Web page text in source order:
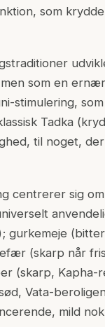
som
som en
stimulering,
Tadka
til noget,
centrerer sig
gurkemeje
(skarp når
(skarp, Kapha-
Vata-
mild